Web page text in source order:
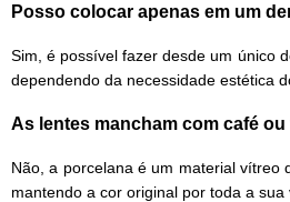
Posso colocar apenas em um
Sim, é possível fazer desde um único
dependendo da necessidade estética
As lentes mancham com café
Não, a porcelana é um material vítreo
mantendo a cor original por toda a sua